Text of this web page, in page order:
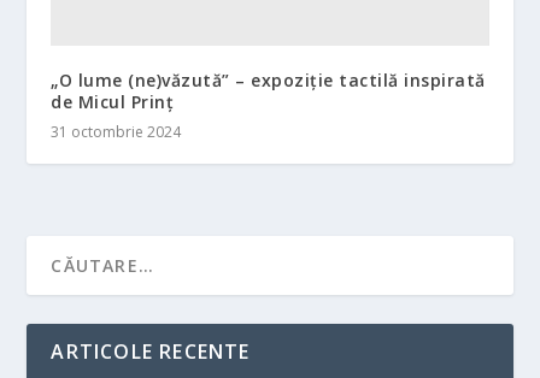
„O lume (ne)văzută” – expoziție tactilă inspirată
de Micul Prinț
31 octombrie 2024
ARTICOLE RECENTE